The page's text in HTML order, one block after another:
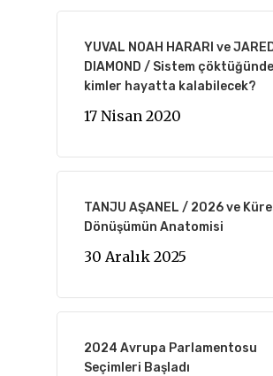
YUVAL NOAH HARARI ve
DIAMOND / Sistem çöktüğünde
kimler hayatta kalabilecek?
17 Nisan 2020
TANJU AŞANEL / 2026 ve
Dönüşümün Anatomisi
30 Aralık 2025
2024 Avrupa Parlamentosu
Seçimleri Başladı